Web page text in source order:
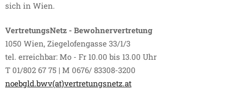
sich in Wien.
VertretungsNetz - Bewohnervertretung
1050 Wien, Ziegelofengasse 33/1/3
tel. erreichbar: Mo - Fr 10.00 bis 13.00 Uhr
T 01/802 67 75 | M 0676/ 83308-3200
noebgld.bwv(at)vertretungsnetz.at